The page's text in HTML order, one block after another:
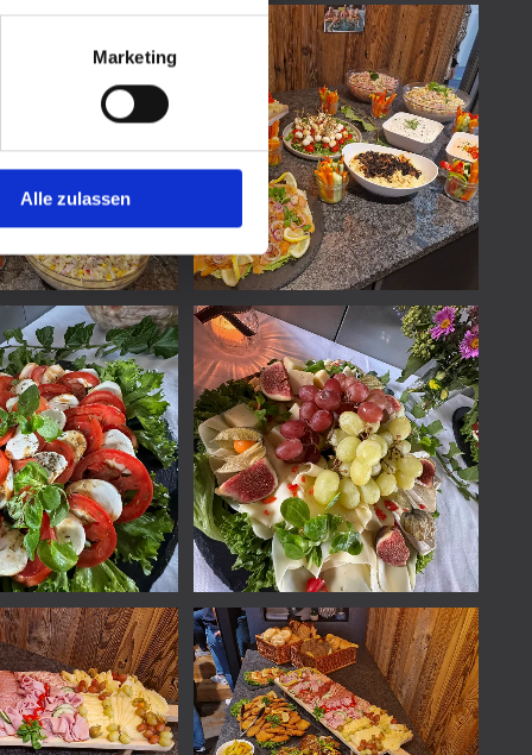
Marketing
Alle zulassen